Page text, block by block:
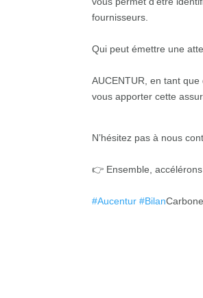
fournisseurs.
Qui peut émettre une
AUCENTUR, en tant
vous apporter cette
N’hésitez pas à nous
👉 Ensemble,
#Aucentur #BilanCarbone